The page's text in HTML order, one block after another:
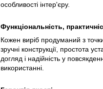
особливості інтер'єру.
Функціональність,
Кожен виріб продуманий з
зручні конструкції, простота
догляд і надійність у
використанні.